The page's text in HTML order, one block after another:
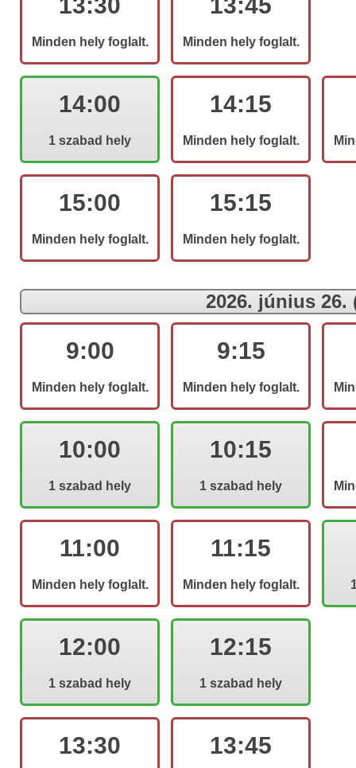
Minden hely foglalt. Minden hely foglalt.
14:00
1 szabad hely
14:15
Minden hely foglalt.
15:00
Minden hely foglalt.
15:15
Minden hely foglalt.
2026. június 26.
9:00
Minden hely foglalt.
9:15
Minden hely foglalt.
10:00
1 szabad hely
10:15
1 szabad hely
11:00
Minden hely foglalt.
11:15
Minden hely foglalt.
12:00
1 szabad hely
12:15
1 szabad hely
13:30 13:45